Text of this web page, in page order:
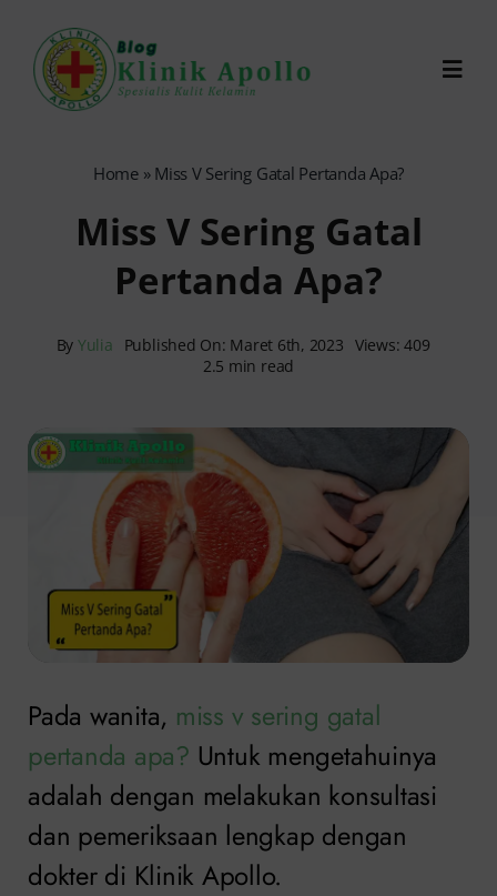
content
0821-1099-9870
Home» Miss V Sering Gatal Pertanda Apa?
Miss V Sering Gatal
Pertanda Apa?
By Yulia Published On: Maret 6th, 2023 Views: 409
2.5 min read
Pada wanita, miss v sering gatal
pertanda apa? Untuk mengetahuinya
adalah dengan melakukan konsultasi
dan pemeriksaan lengkap dengan
dokter di Klinik Apollo.